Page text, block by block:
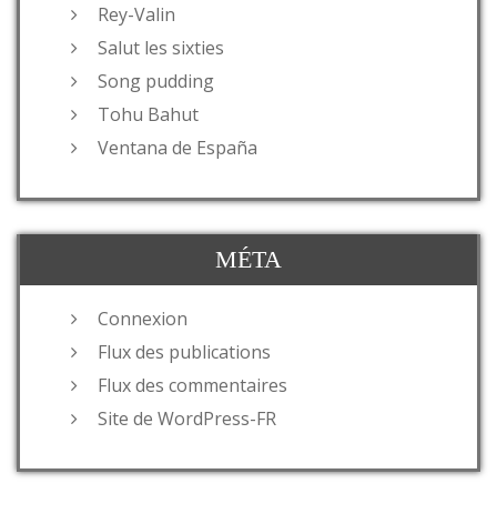
Rey-Valin
Salut les sixties
Song pudding
Tohu Bahut
Ventana de España
MÉTA
Connexion
Flux des publications
Flux des commentaires
Site de WordPress-FR